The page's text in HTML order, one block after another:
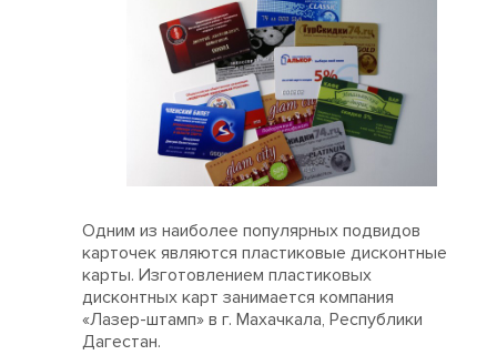
Одним из наиболее популярных подвидов
карточек являются пластиковые дисконтные
карты. Изготовлением пластиковых
дисконтных карт занимается компания
«Лазер-штамп» в г. Махачкала, Республики
Дагестан.